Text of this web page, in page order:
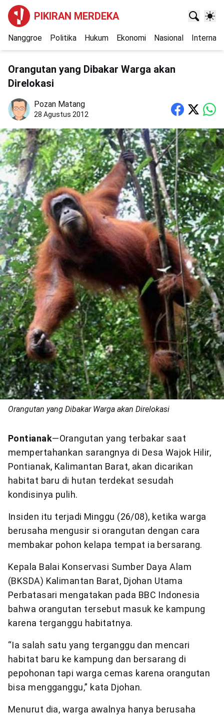
PIKIRAN MERDEKA
Nanggroe Politika Hukum Ekonomi Nasional
Orangutan yang Dibakar Warga akan
Direlokasi
Pozan Matang
28 Agustus 2012
Orangutan yang Dibakar Warga akan Direlokasi
Pontianak—Orangutan yang terbakar saat
mempertahankan sarangnya di Desa Wajok Hilir,
Pontianak, Kalimantan Barat, akan dicarikan
habitat baru di hutan terdekat sesudah
kondisinya pulih.
Insiden itu terjadi Minggu (26/08), ketika warga
berusaha mengusir si orangutan dengan cara
membakar pohon kelapa tempat ia bersarang.
Kepala Balai Konservasi Sumber Daya Alam
(BKSDA) Kalimantan Barat, Djohan Utama
Perbatasari mengatakan pada BBC Indonesia
bahwa orangutan tersebut masuk ke kampung
karena terganggu habitatnya.
“Ia salah satu yang terganggu dan mencari
habitat baru ke kampung dan bersarang di
pepohonan tapi warga cemas karena orangutan
bisa mengganggu,” kata Djohan.
Menurut dia, warga awalnya hanya berusaha